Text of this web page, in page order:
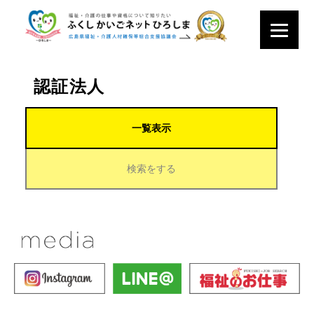
認証法人
一覧表示
検索をする